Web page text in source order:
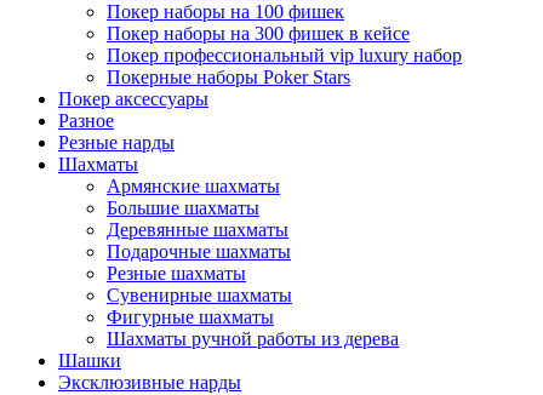
Покер наборы на 100 фишек
Покер наборы на 300 фишек в кейсе
Покер профессиональный vip luxury набор
Покерные наборы Poker Stars
Покер аксессуары
Разное
Резные нарды
Шахматы
Армянские шахматы
Большие шахматы
Деревянные шахматы
Подарочные шахматы
Резные шахматы
Сувенирные шахматы
Фигурные шахматы
Шахматы ручной работы из дерева
Шашки
Эксклюзивные нарды